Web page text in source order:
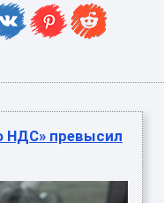
НДС» превысил